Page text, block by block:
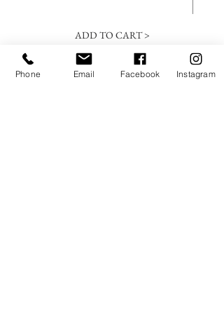
ADD TO CART >
Phone Email Facebook Instagram